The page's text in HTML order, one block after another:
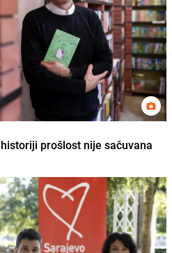
prošlost nije sačuvana